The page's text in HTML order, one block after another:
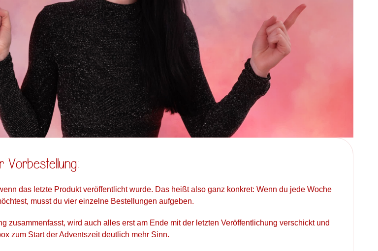
Vorbestellung:
das letzte Produkt veröffentlicht wurde. Das heißt also ganz konkret: Wenn du jede Woche
musst du vier einzelne Bestellungen aufgeben.
zusammenfasst, wird auch alles erst am Ende mit der letzten Veröffentlichung verschickt und
zum Start der Adventszeit deutlich mehr Sinn.